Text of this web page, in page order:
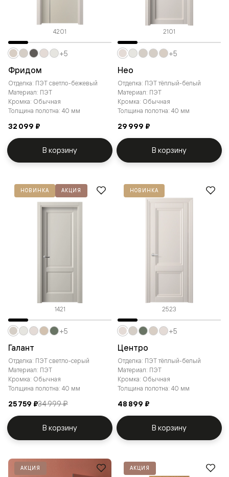
4201
Фридом
Отделка: ПЭТ светло-бежевый
Материал: ПЭТ
Кромка: Обычная
Толщина полотна: 40 мм
32 099 ₽
+5
В корзину
2101
Нео
Отделка: ПЭТ тёплый-белый
Материал: ПЭТ
Кромка: Обычная
Толщина полотна: 40 мм
29 999 ₽
+5
В корзину
НОВИНКА АКЦИЯ
1421
Галант
Отделка: ПЭТ светло-серый
Материал: ПЭТ
Кромка: Обычная
Толщина полотна: 40 мм
25 759 ₽34 999 ₽
+5
В корзину
НОВИНКА
2523
Центро
Отделка: ПЭТ тёплый-белый
Материал: ПЭТ
Кромка: Обычная
Толщина полотна: 40 мм
48 899 ₽
+5
В корзину
АКЦИЯ АКЦИЯ